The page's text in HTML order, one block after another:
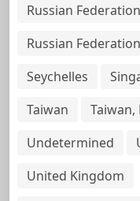
Russian Federation
Russian
Seychelles
Taiwan
Taiwan,
Undetermined
United Kingdom